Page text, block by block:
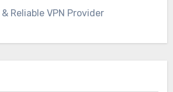
Reliable VPN Provider